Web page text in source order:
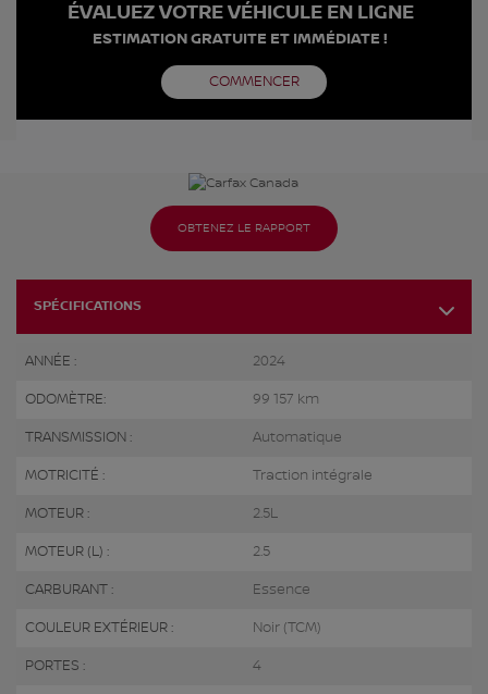
OBTENEZ LE RAPPORT
SPÉCIFICATIONS
ANNÉE : 2024
ODOMÈTRE: 99 157 km
TRANSMISSION : Automatique
MOTRICITÉ : Traction intégrale
MOTEUR : 2.5L
MOTEUR (L) : 2.5
CARBURANT : Essence
COULEUR EXTÉRIEUR : Noir (TCM)
PORTES : 4
ÉVALUEZ VOTRE VÉHICULE EN LIGNE
ESTIMATION GRATUITE ET IMMÉDIATE !
COMMENCER